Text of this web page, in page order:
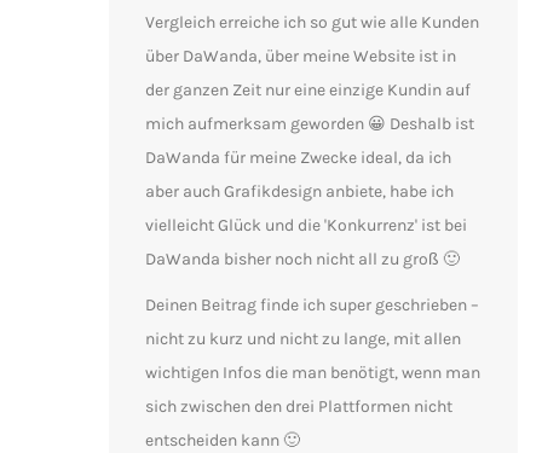
Vergleich erreiche ich so gut wie alle Kunden
über DaWanda, über meine Website ist in
der ganzen Zeit nur eine einzige Kundin auf
mich aufmerksam geworden 😀 Deshalb ist
DaWanda für meine Zwecke ideal, da ich
aber auch Grafikdesign anbiete, habe ich
vielleicht Glück und die 'Konkurrenz' ist bei
DaWanda bisher noch nicht all zu groß 🙂
Deinen Beitrag finde ich super geschrieben –
nicht zu kurz und nicht zu lange, mit allen
wichtigen Infos die man benötigt, wenn man
sich zwischen den drei Plattformen nicht
entscheiden kann 🙂